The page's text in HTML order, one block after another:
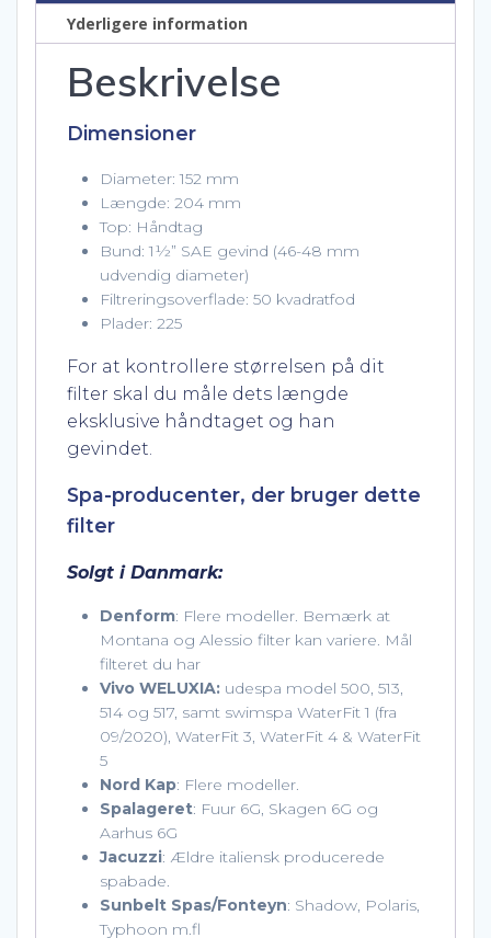
Yderligere information
Beskrivelse
Dimensioner
Diameter: 152 mm
Længde: 204 mm
Top: Håndtag
Bund: 1½” SAE gevind (46-48 mm
udvendig diameter)
Filtreringsoverflade: 50 kvadratfod
Plader: 225
For at kontrollere størrelsen på dit
filter skal du måle dets længde
eksklusive håndtaget og han
gevindet.
Spa-producenter, der bruger dette
filter
Solgt i Danmark:
Denform: Flere modeller. Bemærk at
Montana og Alessio filter kan variere. Mål
filteret du har
Vivo WELUXIA: udespa model 500, 513,
514 og 517, samt swimspa WaterFit 1 (fra
09/2020), WaterFit 3, WaterFit 4 & WaterFit
5
Nord Kap: Flere modeller.
Spalageret: Fuur 6G, Skagen 6G og
Aarhus 6G
Jacuzzi: Ældre italiensk producerede
spabade.
Sunbelt Spas/Fonteyn: Shadow, Polaris,
Typhoon m.fl